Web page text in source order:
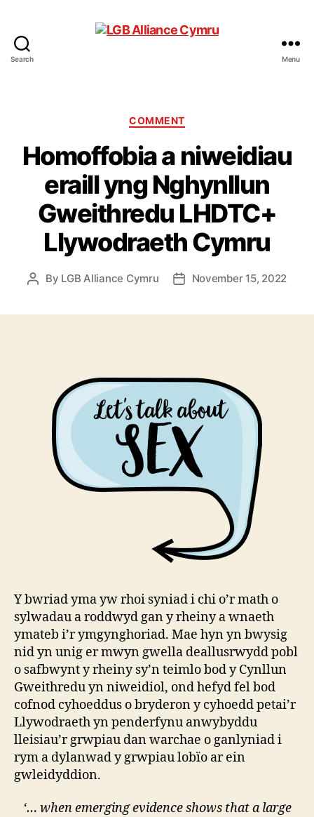
Search Menu
Categories
COMMENT
Homoffobia a niweidiau
eraill yng Nghynllun
Gweithredu LHDTC+
Llywodraeth Cymru
Post
By LGB Alliance Cymru
PostNovember 15, 2022
Y bwriad yma yw rhoi syniad i chi o’r math o
sylwadau a roddwyd gan y rheiny a wnaeth
ymateb i’r ymgynghoriad. Mae hyn yn bwysig
nid yn unig er mwyn gwella deallusrwydd pobl
o safbwynt y rheiny sy’n teimlo bod y Cynllun
Gweithredu yn niweidiol, ond hefyd fel bod
cofnod cyhoeddus o bryderon y cyhoedd petai’r
Llywodraeth yn penderfynu anwybyddu
lleisiau’r grwpiau dan warchae o ganlyniad i
rym a dylanwad y grwpiau lobïo ar ein
gwleidyddion.
‘… when emerging evidence shows that a large